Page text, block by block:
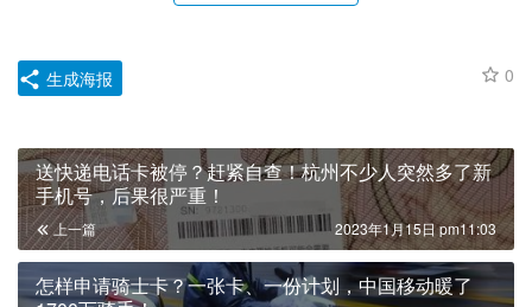
0
生成海报
送快递电话卡被停？赶紧自查！杭州不少人突然多了新
手机号，后果很严重！
上一篇 2023年1月15日 pm11:03
怎样申请骑士卡？一张卡、一份计划，中国移动暖了